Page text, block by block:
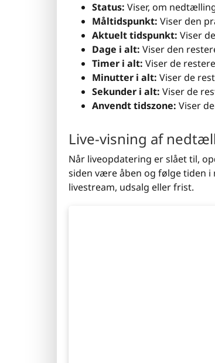
Status: Viser, om
Måltidspunkt: Viser den
Aktuelt tidspunkt: Viser
Dage i alt: Viser den
Timer i alt: Viser de
Minutter i alt: Viser de
Sekunder i alt: Viser de
Anvendt tidszone: Viser
Live-visning af
Når liveopdatering er slået til,
siden være åben og følge tiden i
livestream, udsalg eller frist.